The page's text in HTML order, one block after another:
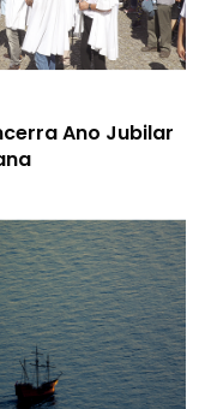
Ano Jubilar